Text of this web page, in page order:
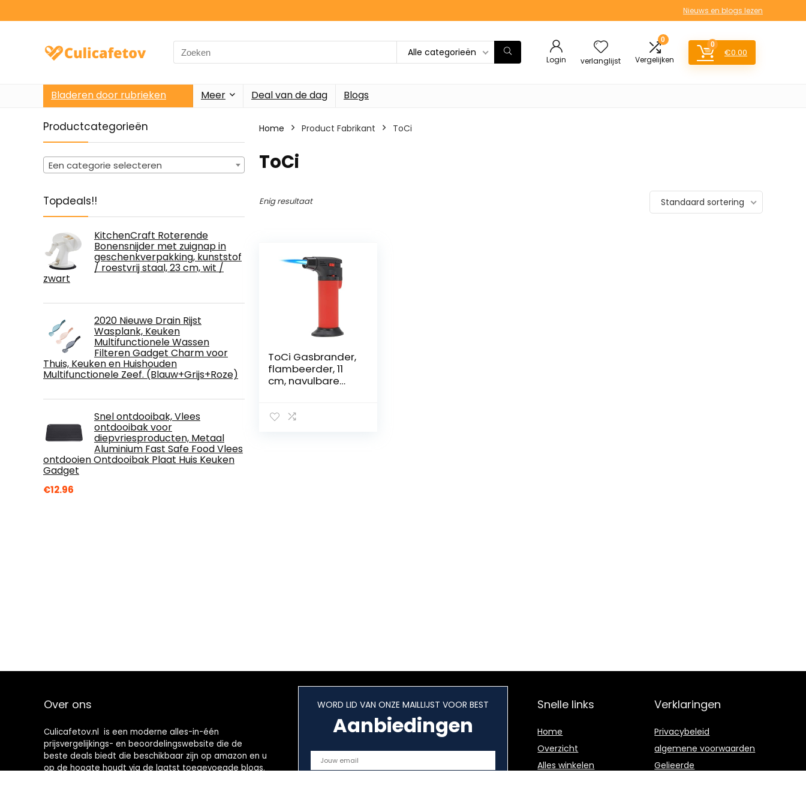
Nieuws en blogs lezen
Search
for:
Alle categorieën
Login verlanglijst
0
Vergelijken
0
€0.00
Bladeren door rubrieken Meer Deal van de dag Blogs
Productcategorieën
Een categorie selecteren
Topdeals!!
KitchenCraft Roterende
Bonensnijder met zuignap in
geschenkverpakking, kunststof
/ roestvrij staal, 23 cm, wit /
zwart
2020 Nieuwe Drain Rijst
Wasplank, Keuken
Multifunctionele Wassen
Filteren Gadget Charm voor
Thuis, Keuken en Huishouden
Multifunctionele Zeef. (Blauw+Grijs+Roze)
Snel ontdooibak, Vlees
ontdooibak voor
diepvriesproducten, Metaal
Aluminium Fast Safe Food Vlees
ontdooien Ontdooibak Plaat Huis Keuken
Gadget
€12.96
Home Product Fabrikant ‎ToCi
‎ToCi
Enig resultaat Standaard sortering
ToCi Gasbrander,
flambeerder, 11
cm, navulbare
veiligheidsslot en
Over ons
Culicafetov.nl is een moderne alles-in-één
prijsvergelijkings- en beoordelingswebsite die de
beste deals biedt die beschikbaar zijn op amazon en u
op de hoogte houdt via de laatst toegevoegde blogs.
WORD LID VAN ONZE MAILLIJST VOOR BEST
Aanbiedingen
Snelle links
Home
Overzicht
Alles winkelen
Verklaringen
Privacybeleid
algemene voorwaarden
Gelieerde